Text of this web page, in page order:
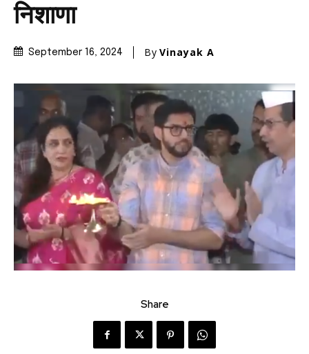
निशाणा
September 16, 2024 By Vinayak A
Share